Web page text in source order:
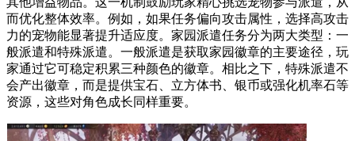
而优化整体效率。例如，如果任务偏向攻击属性，选择高攻击
力的宠物能显著提升适应度。家园派遣任务分为两大类型：一
般派遣和特殊派遣。一般派遣是获取家园徽章的主要途径，玩
家通过它可稳定积累三种颜色的徽章。相比之下，特殊派遣不
会产出徽章，而是提供宝石、立方体书、银币或强化机率石等
资源，这些对角色成长同样重要。